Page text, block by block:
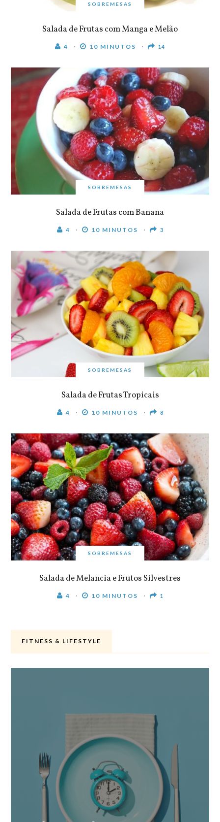
SOBREMESAS
Salada de Frutas com Manga e Melão
4 10 MINUTOS 14
SOBREMESAS
Salada de Frutas com Banana
4 10 MINUTOS 3
SOBREMESAS
Salada de Frutas Tropicais
4 10 MINUTOS 8
SOBREMESAS
Salada de Melancia e Frutos Silvestres
4 10 MINUTOS 1
FITNESS & LIFESTYLE